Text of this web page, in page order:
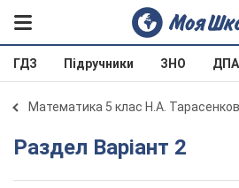
ГДЗ Підручники ЗНО ДПА
Математика 5 клас Н.А.
Раздел Варіант 2